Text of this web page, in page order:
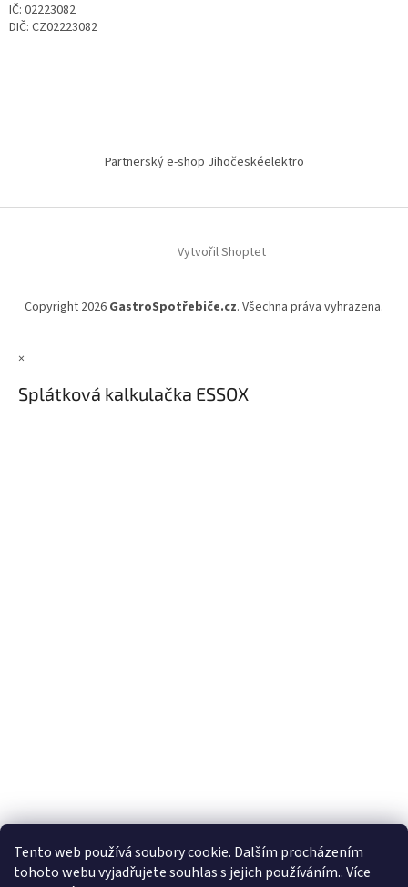
Tento web používá soubory cookie. Dalším procházením
tohoto webu vyjadřujete souhlas s jejich používáním.. Více
IČ: 02223082
DIČ: CZ02223082
Partnerský e-shop Jihočeskéelektro
Vytvořil Shoptet
Copyright 2026 GastroSpotřebiče.cz. Všechna práva vyhrazena.
×
Splátková kalkulačka ESSOX